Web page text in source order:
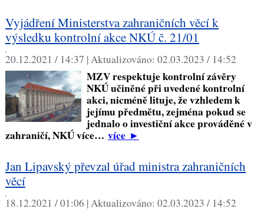
Vyjádření Ministerstva zahraničních věcí k
výsledku kontrolní akce NKÚ č. 21/01
,
20.12.2021 / 14:37 |Aktualizováno: 02.03.2023 / 14:52
MZV respektuje kontrolní závěry
NKÚ učiněné při uvedené kontrolní
akci, nicméně lituje, že vzhledem k
jejímu předmětu, zejména pokud se
jednalo o investiční akce prováděné v
zahraničí, NKÚ více… více►
Jan Lipavský převzal úřad ministra zahraničních
věcí
,
18.12.2021 / 01:06 |Aktualizováno: 02.03.2023 / 14:52